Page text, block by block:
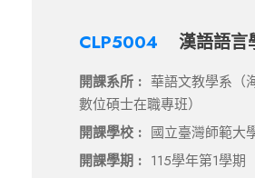
CLP5004 漢語語言
開課系所 : 華語文教學系（
數位碩士在職專班）
開課學校 : 國立臺灣師範大
開課學期 : 115學年第1學期